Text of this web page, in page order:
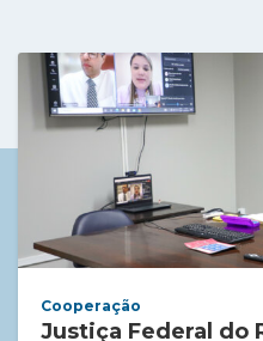
Cooperação
Justiça Federal do